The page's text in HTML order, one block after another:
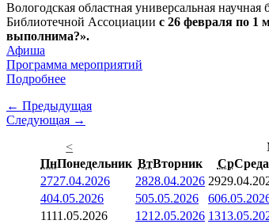
Вологодская областная универсальная
Библиотечной Ассоциации с 26 февраля по 1
выполнима?».
Афиша
Программа мероприятий
Подробнее
← Предыдущая
Следующая →
<
ПнПонедельник ВтВторник СрСреда
2727.04.2026 2828.04.2026 29
404.05.2026 505.05.2026 6
1111.05.2026 1212.05.2026 13